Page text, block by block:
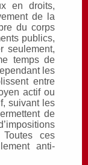
en droits,
de la
du corps
publics,
seulement,
temps de
les
entre
actif ou
suivant les
de
ces
anti-